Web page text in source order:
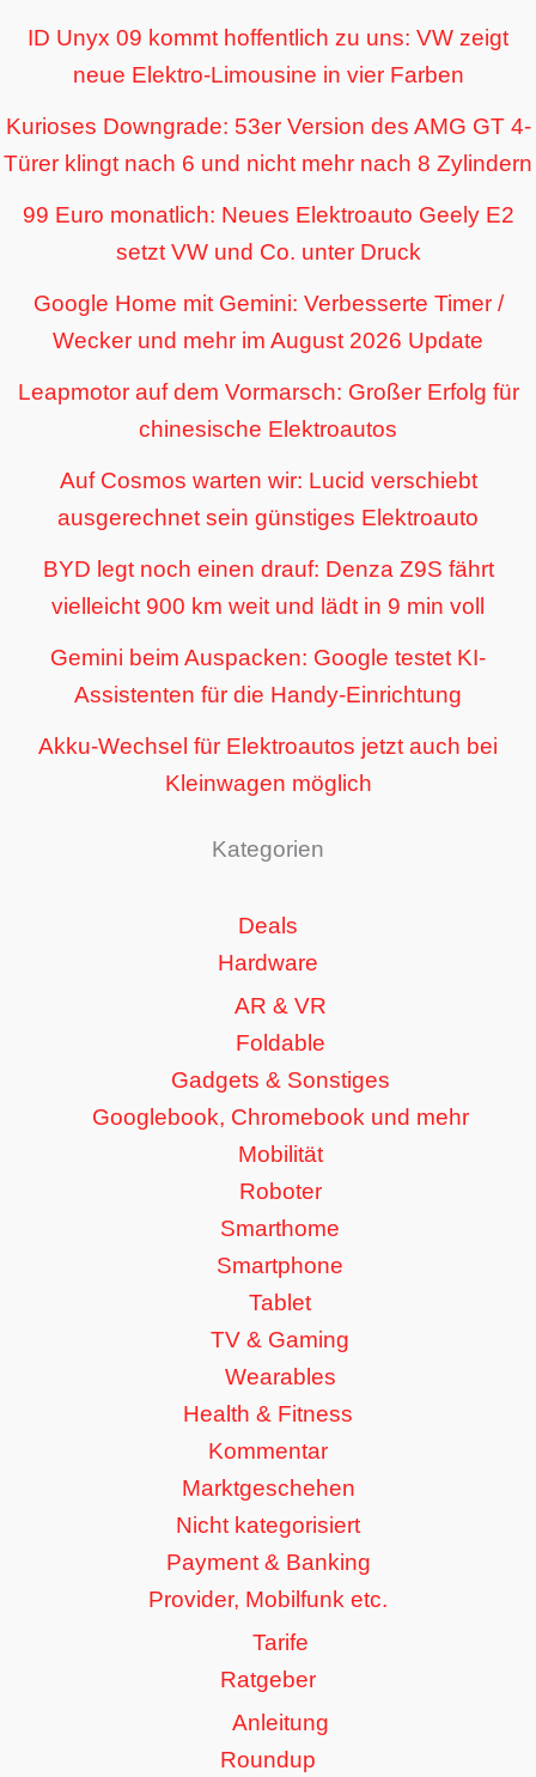
ID Unyx 09 kommt hoffentlich zu uns: VW zeigt
neue Elektro-Limousine in vier Farben
Kurioses Downgrade: 53er Version des AMG GT 4-
Türer klingt nach 6 und nicht mehr nach 8 Zylindern
99 Euro monatlich: Neues Elektroauto Geely E2
setzt VW und Co. unter Druck
Google Home mit Gemini: Verbesserte Timer /
Wecker und mehr im August 2026 Update
Leapmotor auf dem Vormarsch: Großer Erfolg für
chinesische Elektroautos
Auf Cosmos warten wir: Lucid verschiebt
ausgerechnet sein günstiges Elektroauto
BYD legt noch einen drauf: Denza Z9S fährt
vielleicht 900 km weit und lädt in 9 min voll
Gemini beim Auspacken: Google testet KI-
Assistenten für die Handy-Einrichtung
Akku-Wechsel für Elektroautos jetzt auch bei
Kleinwagen möglich
Kategorien
Deals
Hardware
AR & VR
Foldable
Gadgets & Sonstiges
Googlebook, Chromebook und mehr
Mobilität
Roboter
Smarthome
Smartphone
Tablet
TV & Gaming
Wearables
Health & Fitness
Kommentar
Marktgeschehen
Nicht kategorisiert
Payment & Banking
Provider, Mobilfunk etc.
Tarife
Ratgeber
Anleitung
Roundup